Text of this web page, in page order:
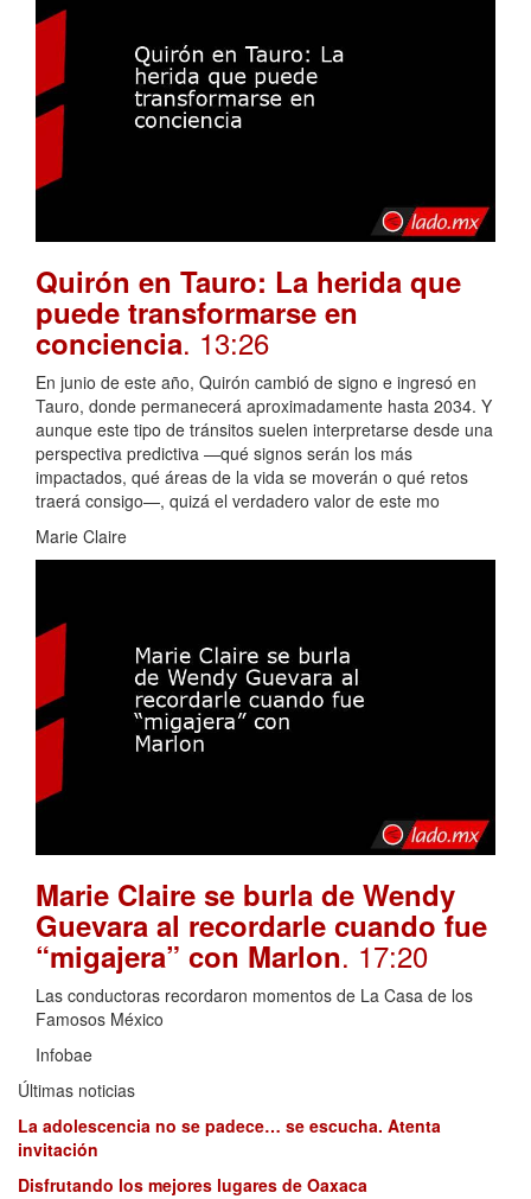
Quirón en Tauro: La herida que
puede transformarse en
conciencia. 13:26
En junio de este año, Quirón cambió de signo e ingresó en
Tauro, donde permanecerá aproximadamente hasta 2034. Y
aunque este tipo de tránsitos suelen interpretarse desde una
perspectiva predictiva —qué signos serán los más
impactados, qué áreas de la vida se moverán o qué retos
traerá consigo—, quizá el verdadero valor de este mo
Marie Claire
Marie Claire se burla de Wendy
Guevara al recordarle cuando fue
“migajera” con Marlon. 17:20
Las conductoras recordaron momentos de La Casa de los
Famosos México
Infobae
Últimas noticias
La adolescencia no se padece… se escucha. Atenta
invitación
Disfrutando los mejores lugares de Oaxaca